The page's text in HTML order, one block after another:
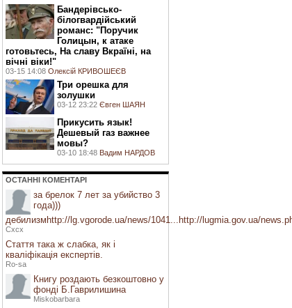
Бандерівсько-
білогвардійський
романс: "Поручик
Голицын, к атаке
готовьтесь, На славу Вкраїні, на
вічні віки!"
03-15 14:08 Олексій КРИВОШЕЄВ
Три орешка для
золушки
03-12 23:22 Євген ШАЯН
Прикусить язык!
Дешевый газ важнее
мовы?
03-10 18:48 Вадим НАРДОВ
ОСТАННI КОМЕНТАРI
за брелок 7 лет за убийство 3
года)))
дебилизмhttp://lg.vgorode.ua/news/1041...http://lugmia.gov.ua/
Cxcx
Стаття така ж слабка, як і
кваліфікація експертів.
Ro-sa
Книгу роздають безкоштовно у
фонді Б.Гаврилишина
Miskobarbara